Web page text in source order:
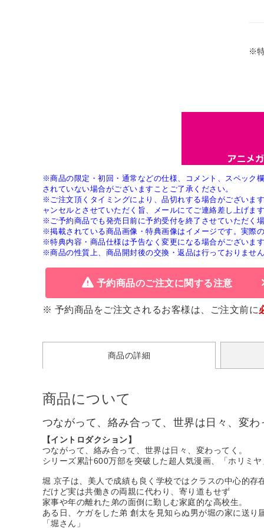
※
※商品の限定・初回・通常などの仕様、コメント、スペック
されていない場合がございますことご了承ください。
※ご注文頂くタイミングにより、品切れする場合がございま
ャンセルとさせていただく旨、メールにてご連絡差し上げま
※ご予約商品でも発売日前に予約受付を終了させていただく
※掲載されている商品画像・特典画像はイメージです。実際
※特典内容・商品仕様は予告なく変更になる場合がございま
※商品の性質上、商品開封後の交換・返品は行っておりませ
予約商品のご注文に関する注意
※ 予約商品をご注文されるお客様は、ご注文前に
商品の詳細
商品について
つながって、絡み合って、世界は日々、変わ
【イントロダクション】
つながって、絡み合って、世界は日々、変わってく。
シリーズ累計600万部を突破した超人気漫画、「ホリミ
堀 京子は、美人で成績も良く学校ではクラスの中心的存
だけど実は共働きの両親に代わり、寄り道もせず
家事や年の離れた弟の面倒に勤しむ家庭的な高校生。
ある日、ケガをした弟 創太を見知らぬ男が堀の家に送り
「堀さん」